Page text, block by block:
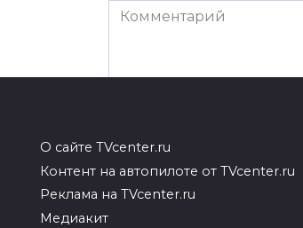
Комментарий
О сайте TVcenter.ru
Контент на автопилоте от TVcenter.ru
Реклама на TVcenter.ru
Медиакит